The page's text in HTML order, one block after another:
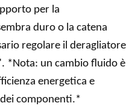
per la
duro o la catena
regolare il deragliatore
*Nota: un cambio fluido è
energetica e
componenti.*